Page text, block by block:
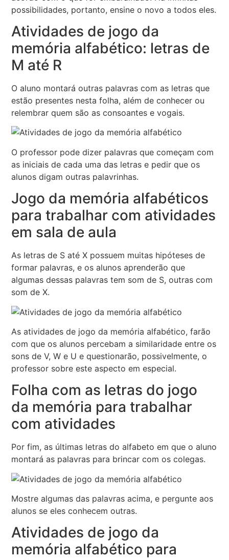
possibilidades, portanto, ensine o novo a todos eles.
Atividades de jogo da
memória alfabético: letras de
M até R
O aluno montará outras palavras com as letras que
estão presentes nesta folha, além de conhecer ou
relembrar quem são as consoantes e vogais.
O professor pode dizer palavras que começam com
as iniciais de cada uma das letras e pedir que os
alunos digam outras palavrinhas.
Jogo da memória alfabéticos
para trabalhar com atividades
em sala de aula
As letras de S até X possuem muitas hipóteses de
formar palavras, e os alunos aprenderão que
algumas dessas palavras tem som de S, outras com
som de X.
As atividades de jogo da memória alfabético, farão
com que os alunos percebam a similaridade entre os
sons de V, W e U e questionarão, possivelmente, o
professor sobre este aspecto em especial.
Folha com as letras do jogo
da memória para trabalhar
com atividades
Por fim, as últimas letras do alfabeto em que o aluno
montará as palavras para brincar com os colegas.
Mostre algumas das palavras acima, e pergunte aos
alunos se eles conhecem outras.
Atividades de jogo da
memória alfabético para